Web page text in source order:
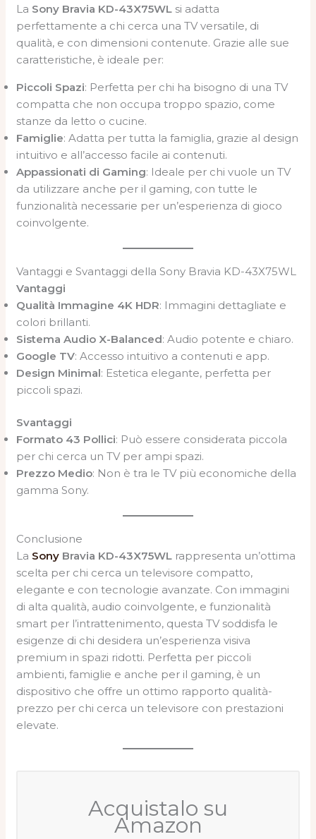
La Sony Bravia KD-43X75WL si adatta
perfettamente a chi cerca una TV versatile, di
qualità, e con dimensioni contenute. Grazie alle sue
caratteristiche, è ideale per:
Piccoli Spazi: Perfetta per chi ha bisogno di una TV
compatta che non occupa troppo spazio, come
stanze da letto o cucine.
Famiglie: Adatta per tutta la famiglia, grazie al design
intuitivo e all’accesso facile ai contenuti.
Appassionati di Gaming: Ideale per chi vuole un TV
da utilizzare anche per il gaming, con tutte le
funzionalità necessarie per un’esperienza di gioco
coinvolgente.
Vantaggi e Svantaggi della Sony Bravia KD-43X75WL
Vantaggi
Qualità Immagine 4K HDR: Immagini dettagliate e
colori brillanti.
Sistema Audio X-Balanced: Audio potente e chiaro.
Google TV: Accesso intuitivo a contenuti e app.
Design Minimal: Estetica elegante, perfetta per
piccoli spazi.
Svantaggi
Formato 43 Pollici: Può essere considerata piccola
per chi cerca un TV per ampi spazi.
Prezzo Medio: Non è tra le TV più economiche della
gamma Sony.
Conclusione
La Sony Bravia KD-43X75WL rappresenta un’ottima
scelta per chi cerca un televisore compatto,
elegante e con tecnologie avanzate. Con immagini
di alta qualità, audio coinvolgente, e funzionalità
smart per l’intrattenimento, questa TV soddisfa le
esigenze di chi desidera un’esperienza visiva
premium in spazi ridotti. Perfetta per piccoli
ambienti, famiglie e anche per il gaming, è un
dispositivo che offre un ottimo rapporto qualità-
prezzo per chi cerca un televisore con prestazioni
elevate.
Acquistalo su
Amazon